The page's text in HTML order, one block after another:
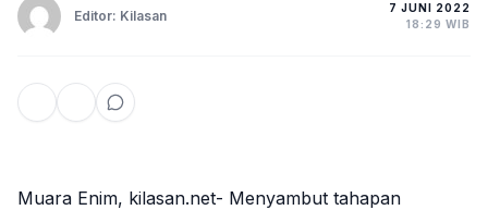
Editor: Kilasan
7 JUNI 2022
18:29 WIB
Muara Enim, kilasan.net- Menyambut tahapan